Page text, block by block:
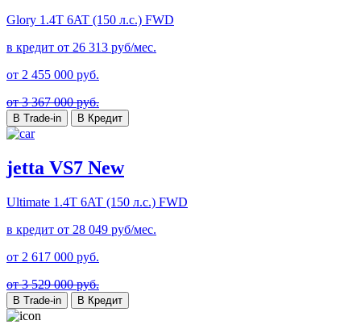
Glory 1.4T 6AT (150 л.с.) FWD
в кредит от 26 313 руб/мес.
от 2 455 000 руб.
от 3 367 000 руб.
В Trade-in В Кредит
jetta VS7 New
Ultimate 1.4T 6AT (150 л.с.) FWD
в кредит от 28 049 руб/мес.
от 2 617 000 руб.
от 3 529 000 руб.
В Trade-in В Кредит